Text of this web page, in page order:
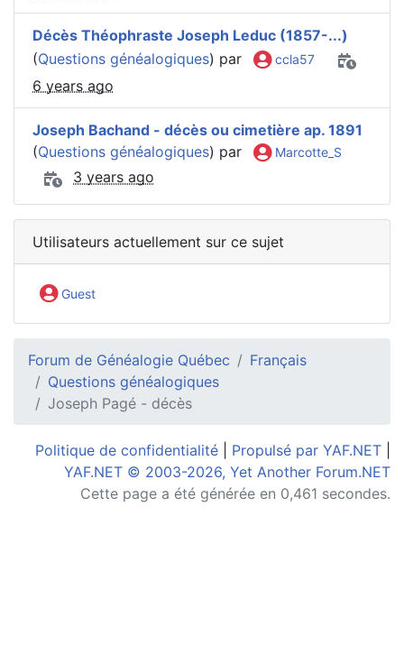
Décès Théophraste Joseph Leduc (1857-...)
(Questions généalogiques) par ccla57
6 years ago
Joseph Bachand - décès ou cimetière ap. 1891
(Questions généalogiques) par Marcotte_S
3 years ago
Utilisateurs actuellement sur ce sujet
Guest
Forum de Généalogie Québec
Français
Questions généalogiques
Joseph Pagé - décès
Politique de confidentialité Propulsé par YAF.NET
YAF.NET © 2003-2026, Yet Another Forum.NET
Cette page a été générée en 0,461 secondes.